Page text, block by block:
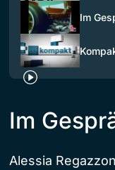
Im
Im
Alessia